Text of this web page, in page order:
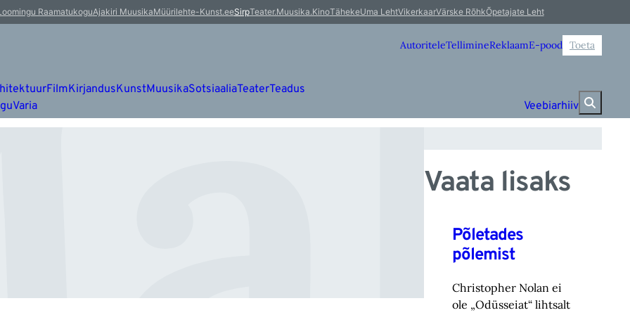
RaamatukoguAjakiri MuusikaMüürilehte-Kunst.eeSirpTeater.Muusika.KinoTähekeUma LehtVikerkaarVärske RõhkÕpetajate Leht
AutoriteleTellimineReklaamE-pood Toeta
FilmKirjandusKunstMuusikaSotsiaaliaTeaterTeadus
Varia Veebiarhiiv
Vaata lisaks
Põletades
põlemist
Christopher Nolan ei
ole „Odüsseiat“ lihtsalt